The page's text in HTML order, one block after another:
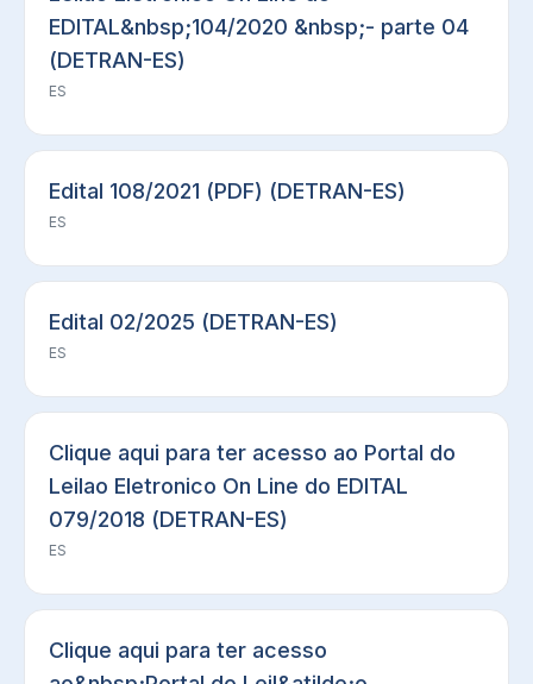
EDITAL&nbsp;104/2020 &nbsp;- parte 04
(DETRAN-ES)
ES
Edital 108/2021 (PDF) (DETRAN-ES)
ES
Edital 02/2025 (DETRAN-ES)
ES
Clique aqui para ter acesso ao Portal do
Leilao Eletronico On Line do EDITAL
079/2018 (DETRAN-ES)
ES
Clique aqui para ter acesso